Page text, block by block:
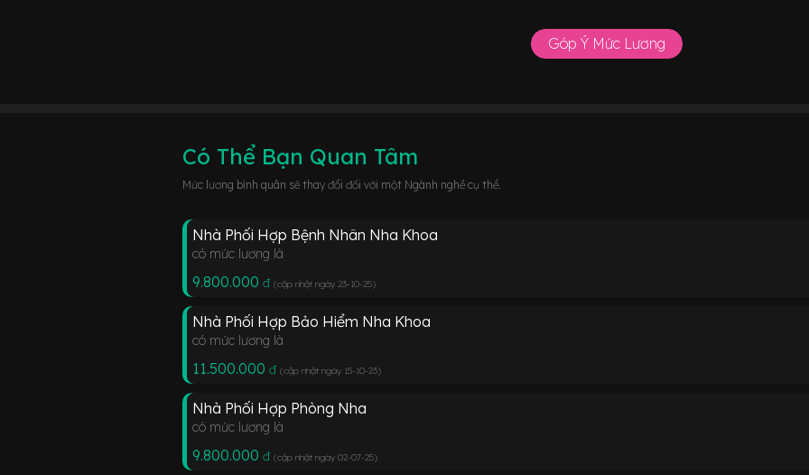
Góp Ý Mức Lương
Có Thể Bạn Quan Tâm
Mức lương bình quân sẽ thay đổi đối với một Ngành nghề cụ thể.
Nhà Phối Hợp Bệnh Nhân Nha Khoa
có mức lương là
9.800.000 đ (cập nhật ngày 23-10-25)
Nhà Phối Hợp Bảo Hiểm Nha Khoa
có mức lương là
11.500.000 đ (cập nhật ngày 15-10-23)
Nhà Phối Hợp Phòng Nha
có mức lương là
9.800.000 đ (cập nhật ngày 02-07-25)